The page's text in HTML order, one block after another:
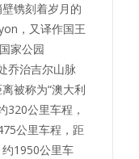
镌刻着岁月的
，又译作国王
家公园
乔治吉尔山脉
被称为“澳大利
320公里车程，
公里车程，距
1950公里车